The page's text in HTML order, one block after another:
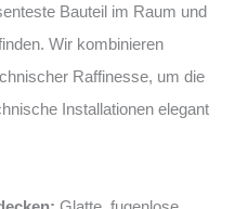
Bauteil im Raum und
Wir kombinieren
Raffinesse, um die
Installationen elegant